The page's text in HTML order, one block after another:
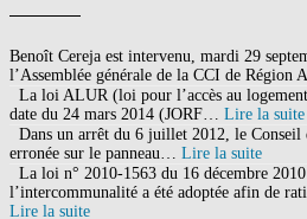
Benoît Cereja est intervenu, mardi 29
l’Assemblée générale de la CCI de Région
La loi ALUR (loi pour l’accès au
date du 24 mars 2014 (JORF… Lire la suite
Dans un arrêt du 6 juillet 2012, le Conseil
erronée sur le panneau… Lire la suite
La loi n° 2010-1563 du 16 décembre
l’intercommunalité a été adoptée afin de
Lire la suite